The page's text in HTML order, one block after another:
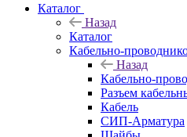
Каталог
Назад
Каталог
Кабельно-
Назад
Кабельно-
Разъем
Кабель
СИП-Арматура